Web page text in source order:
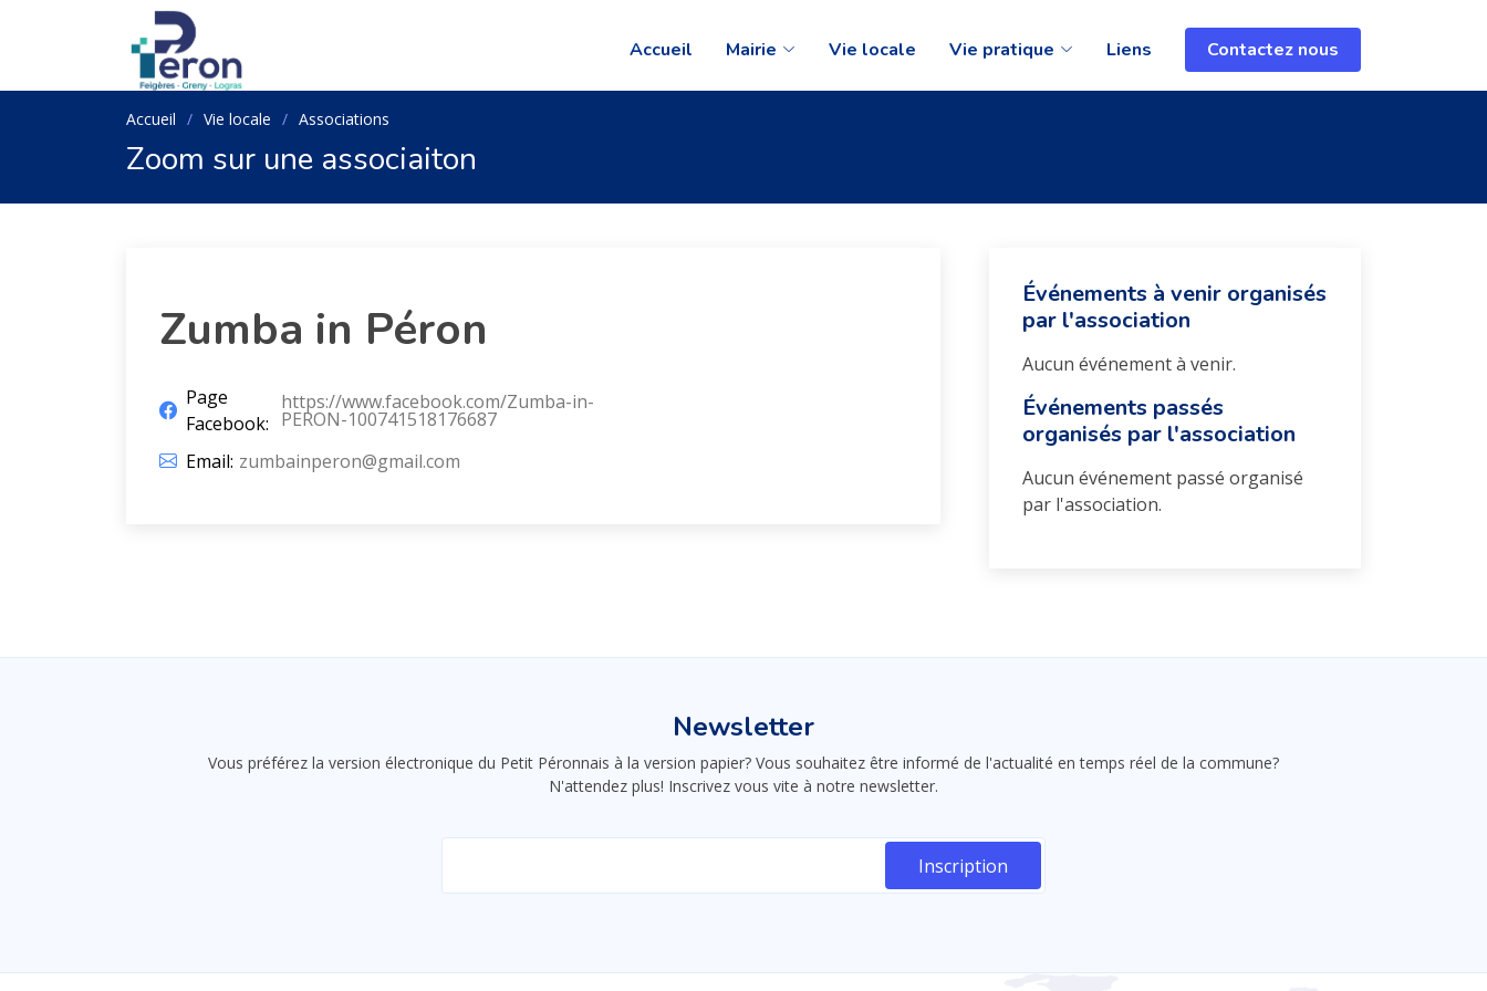
Accueil Mairie Vie locale Vie pratique Liens Contactez nous
Accueil Vie locale Associations
Zoom sur une associaiton
Zumba in Péron
Page
Facebook:
https://www.facebook.com/Zumba-in-
PERON-100741518176687
Email: zumbainperon@gmail.com
Événements à venir organisés
par l'association
Aucun événement à venir.
Événements passés
organisés par l'association
Aucun événement passé organisé
par l'association.
Newsletter
Vous préférez la version électronique du Petit Péronnais à la version papier? Vous souhaitez être informé de l'actualité en temps réel de la commune?
N'attendez plus! Inscrivez vous vite à notre newsletter.